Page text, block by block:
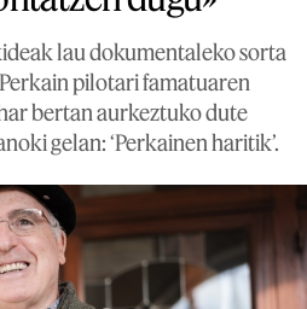
lau dokumentaleko sorta
pilotari famatuaren
bertan aurkeztuko dute
gelan: ‘Perkainen haritik’.